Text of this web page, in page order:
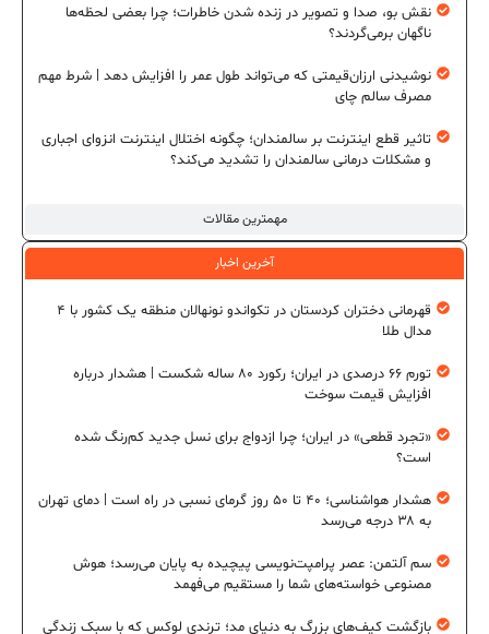
مهمترین مقالات
نقش بو، صدا و تصویر در زنده شدن خاطرات؛ چرا بعضی لحظه‌ها
ناگهان برمی‌گردند؟
نوشیدنی ارزان‌قیمتی که می‌تواند طول عمر را افزایش دهد | شرط مهم
مصرف سالم چای
تاثیر قطع اینترنت بر سالمندان؛ چگونه اختلال اینترنت انزوای اجباری
و مشکلات درمانی سالمندان را تشدید می‌کند؟
آخرین اخبار
قهرمانی دختران کردستان در تکواندو نونهالان منطقه یک کشور با ۴
مدال طلا
تورم ۶۶ درصدی در ایران؛ رکورد ۸۰ ساله شکست | هشدار درباره
افزایش قیمت سوخت
«تجرد قطعی» در ایران؛ چرا ازدواج برای نسل جدید کم‌رنگ شده
است؟
هشدار هواشناسی؛ ۴۰ تا ۵۰ روز گرمای نسبی در راه است | دمای تهران
به ۳۸ درجه می‌رسد
سم آلتمن: عصر پرامپت‌نویسی پیچیده به پایان می‌رسد؛ هوش
مصنوعی خواسته‌های شما را مستقیم می‌فهمد
بازگشت کیف‌های بزرگ به دنیای مد؛ ترندی لوکس که با سبک زندگی